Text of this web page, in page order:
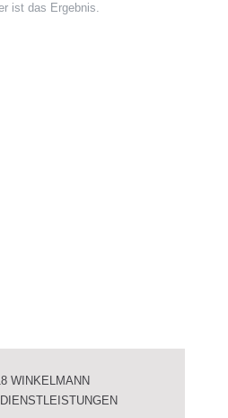
ist das Ergebnis.
WINKELMANN